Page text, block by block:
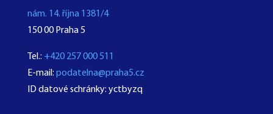
nám. 14. října 1381/4
150 00 Praha 5
Tel.: +420 257 000 511
E-mail: podatelna@praha5.cz
ID datové schránky: yctbyzq